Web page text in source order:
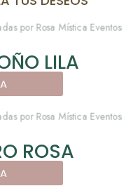
LILA
ROSA